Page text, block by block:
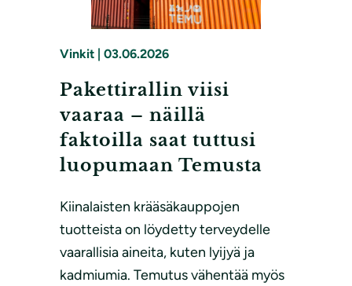
Vinkit | 03.06.2026
Pakettirallin viisi
vaaraa – näillä
faktoilla saat tuttusi
luopumaan Temusta
Kiinalaisten krääsäkauppojen
tuotteista on löydetty terveydelle
vaarallisia aineita, kuten lyijyä ja
kadmiumia. Temutus vähentää myös